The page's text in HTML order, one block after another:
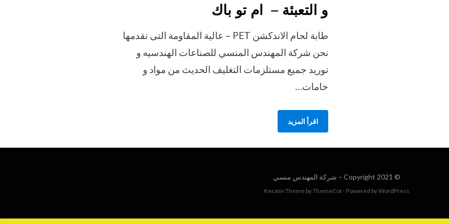
و التعبئة – ام تو باك
طابة لحام الاندكشن PET – عالية المقاومة التى نقدمها
نحن شركة المهندس المنسي للصناعات الهندسيه و
توريد جميع مستلزمات التغليف الحديث من مواد و
خامات…
اقرأ المزيد
© Copyright 2021 – شركة المهندس منسي
Keratin Theme byThemeCot ⋅ Powered byWordPress